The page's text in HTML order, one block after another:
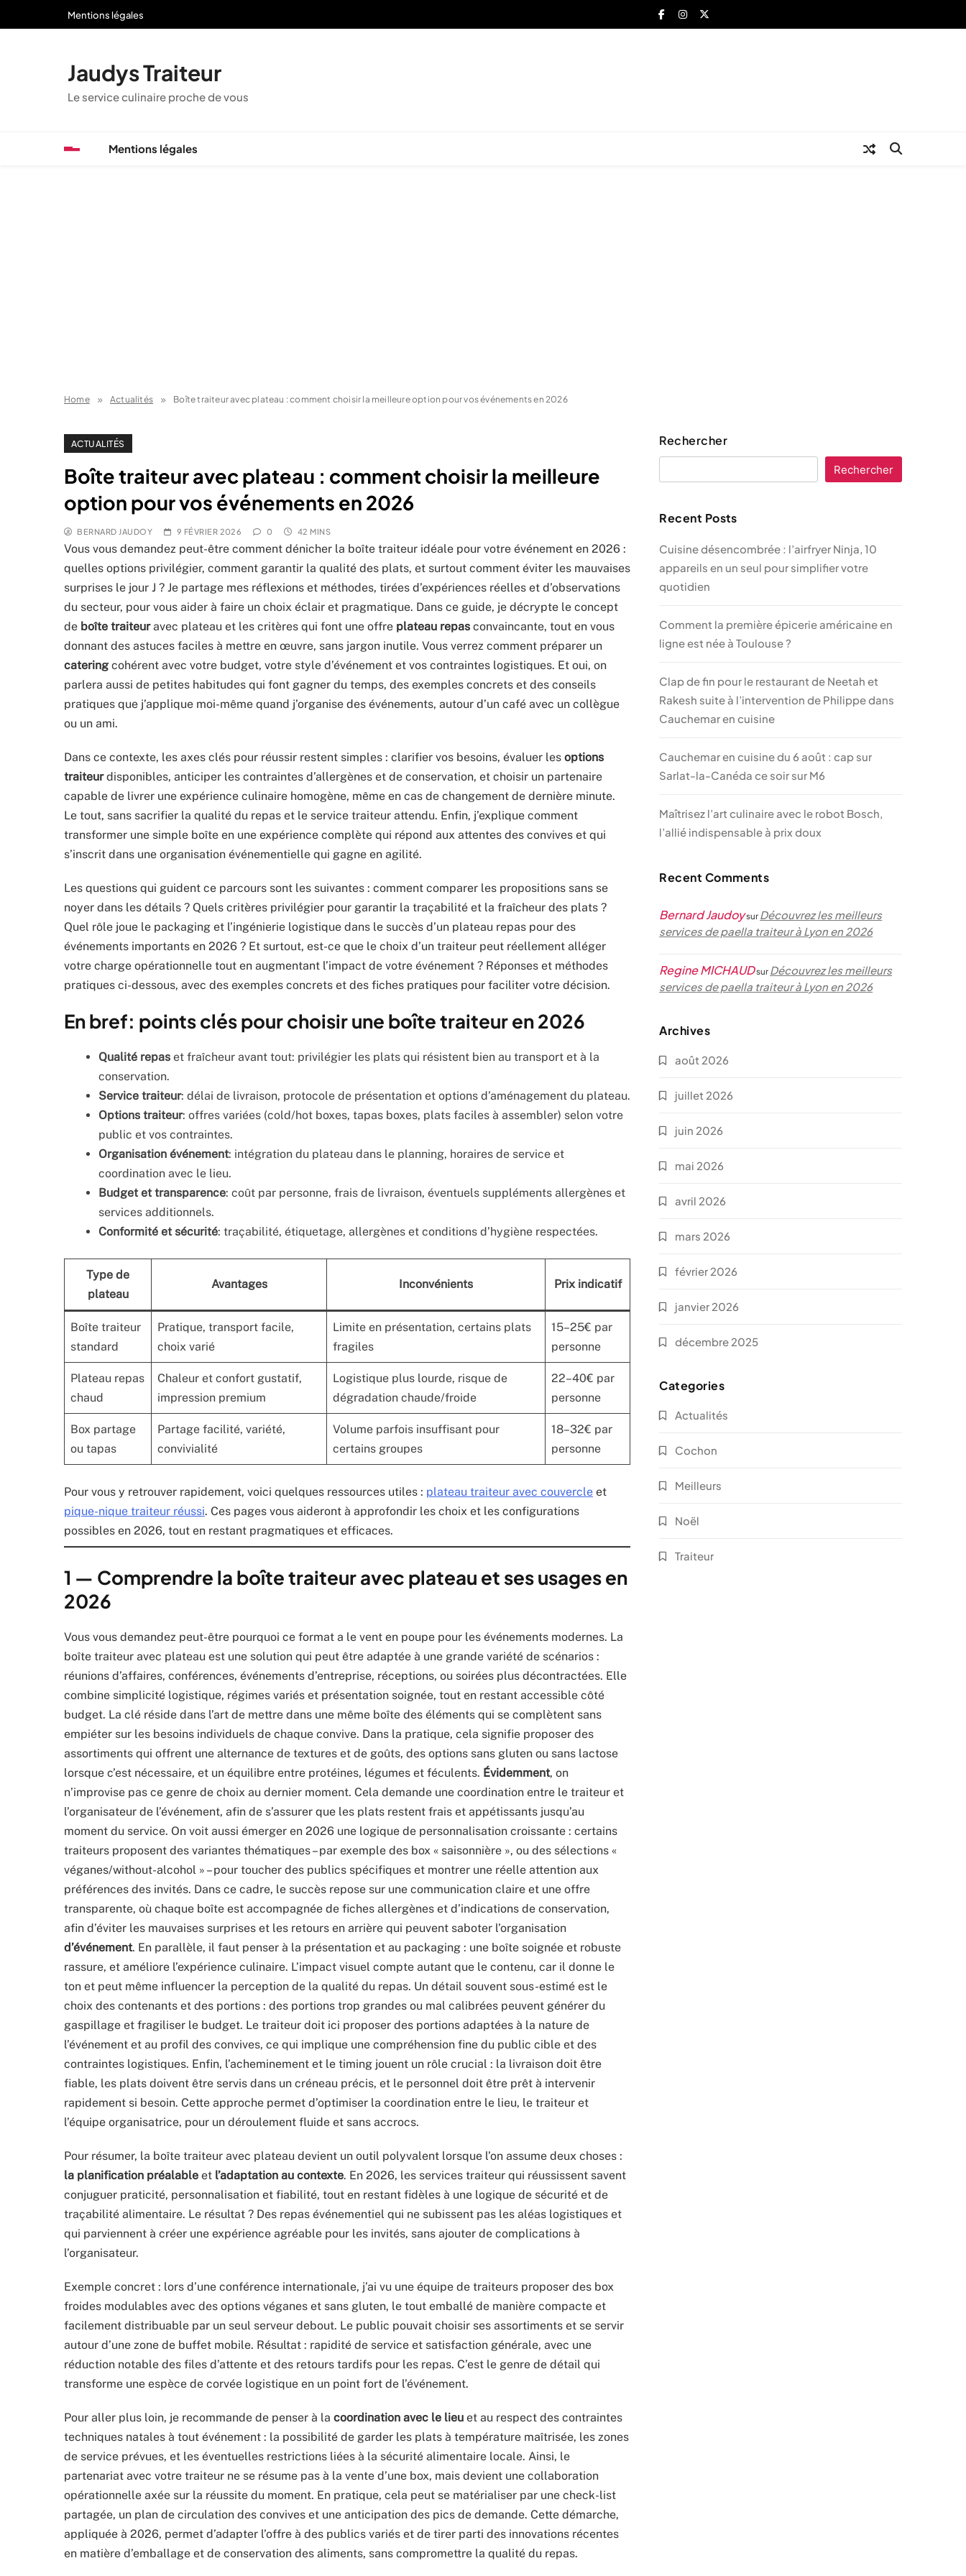
Mentions légales
Jaudys Traiteur
Le service culinaire proche de vous
Mentions légales
Home Actualités Boîte traiteur avec plateau : comment choisir la meilleure option pour vos événements en 2026
ACTUALITÉS
Boîte traiteur avec plateau : comment choisir la meilleure
option pour vos événements en 2026
BERNARD JAUDOY 9 FÉVRIER 2026 0 42 MINS
Vous vous demandez peut-être comment dénicher la boîte traiteur idéale pour votre événement en 2026 :
quelles options privilégier, comment garantir la qualité des plats, et surtout comment éviter les mauvaises
surprises le jour J ? Je partage mes réflexions et méthodes, tirées d’expériences réelles et d’observations
du secteur, pour vous aider à faire un choix éclair et pragmatique. Dans ce guide, je décrypte le concept
de boîte traiteuravec plateau et les critères qui font une offre plateau repas convaincante, tout en vous
donnant des astuces faciles à mettre en œuvre, sans jargon inutile. Vous verrez comment préparer un
catering cohérent avec votre budget, votre style d’événement et vos contraintes logistiques. Et oui, on
parlera aussi de petites habitudes qui font gagner du temps, des exemples concrets et des conseils
pratiques que j’applique moi-même quand j’organise des événements, autour d’un café avec un collègue
ou un ami.
Dans ce contexte, les axes clés pour réussir restent simples : clarifier vos besoins, évaluer les options
traiteurdisponibles, anticiper les contraintes d’allergènes et de conservation, et choisir un partenaire
capable de livrer une expérience culinaire homogène, même en cas de changement de dernière minute.
Le tout, sans sacrifier la qualité du repas et le service traiteur attendu. Enfin, j’explique comment
transformer une simple boîte en une expérience complète qui répond aux attentes des convives et qui
s’inscrit dans une organisation événementielle qui gagne en agilité.
Les questions qui guident ce parcours sont les suivantes : comment comparer les propositions sans se
noyer dans les détails ? Quels critères privilégier pour garantir la traçabilité et la fraîcheur des plats ?
Quel rôle joue le packaging et l’ingénierie logistique dans le succès d’un plateau repas pour des
événements importants en 2026 ? Et surtout, est-ce que le choix d’un traiteur peut réellement alléger
votre charge opérationnelle tout en augmentant l’impact de votre événement ? Réponses et méthodes
pratiques ci-dessous, avec des exemples concrets et des fiches pratiques pour faciliter votre décision.
En bref: points clés pour choisir une boîte traiteur en 2026
Qualité repas et fraîcheur avant tout: privilégier les plats qui résistent bien au transport et à la
conservation.
Service traiteur: délai de livraison, protocole de présentation et options d’aménagement du plateau.
Options traiteur: offres variées (cold/hot boxes, tapas boxes, plats faciles à assembler) selon votre
public et vos contraintes.
Organisation événement: intégration du plateau dans le planning, horaires de service et
coordination avec le lieu.
Budget et transparence: coût par personne, frais de livraison, éventuels suppléments allergènes et
services additionnels.
Conformité et sécurité: traçabilité, étiquetage, allergènes et conditions d’hygiène respectées.
Type de
plateau
Avantages Inconvénients Prix indicatif
Boîte traiteur
standard
Pratique, transport facile,
choix varié
Limite en présentation, certains plats
fragiles
15–25€ par
personne
Plateau repas
chaud
Chaleur et confort gustatif,
impression premium
Logistique plus lourde, risque de
dégradation chaude/froide
22–40€ par
personne
Box partage
ou tapas
Partage facilité, variété,
convivialité
Volume parfois insuffisant pour
certains groupes
18–32€ par
personne
Pour vous y retrouver rapidement, voici quelques ressources utiles : plateau traiteur avec couvercle et
pique-nique traiteur réussi. Ces pages vous aideront à approfondir les choix et les configurations
possibles en 2026, tout en restant pragmatiques et efficaces.
1 — Comprendre la boîte traiteur avec plateau et ses usages en
2026
Vous vous demandez peut-être pourquoi ce format a le vent en poupe pour les événements modernes. La
boîte traiteur avec plateau est une solution qui peut être adaptée à une grande variété de scénarios :
réunions d’affaires, conférences, événements d’entreprise, réceptions, ou soirées plus décontractées. Elle
combine simplicité logistique, régimes variés et présentation soignée, tout en restant accessible côté
budget. La clé réside dans l’art de mettre dans une même boîte des éléments qui se complètent sans
empiéter sur les besoins individuels de chaque convive. Dans la pratique, cela signifie proposer des
assortiments qui offrent une alternance de textures et de goûts, des options sans gluten ou sans lactose
lorsque c’est nécessaire, et un équilibre entre protéines, légumes et féculents. Évidemment, on
n’improvise pas ce genre de choix au dernier moment. Cela demande une coordination entre le traiteur et
l’organisateur de l’événement, afin de s’assurer que les plats restent frais et appétissants jusqu’au
moment du service. On voit aussi émerger en 2026 une logique de personnalisation croissante : certains
traiteurs proposent des variantes thématiques – par exemple des box « saisonnière », ou des sélections «
véganes/without-alcohol » – pour toucher des publics spécifiques et montrer une réelle attention aux
préférences des invités. Dans ce cadre, le succès repose sur une communication claire et une offre
transparente, où chaque boîte est accompagnée de fiches allergènes et d’indications de conservation,
afin d’éviter les mauvaises surprises et les retours en arrière qui peuvent saboter l’organisation
d’événement. En parallèle, il faut penser à la présentation et au packaging : une boîte soignée et robuste
rassure, et améliore l’expérience culinaire. L’impact visuel compte autant que le contenu, car il donne le
ton et peut même influencer la perception de la qualité du repas. Un détail souvent sous-estimé est le
choix des contenants et des portions : des portions trop grandes ou mal calibrées peuvent générer du
gaspillage et fragiliser le budget. Le traiteur doit ici proposer des portions adaptées à la nature de
l’événement et au profil des convives, ce qui implique une compréhension fine du public cible et des
contraintes logistiques. Enfin, l’acheminement et le timing jouent un rôle crucial : la livraison doit être
fiable, les plats doivent être servis dans un créneau précis, et le personnel doit être prêt à intervenir
rapidement si besoin. Cette approche permet d’optimiser la coordination entre le lieu, le traiteur et
l’équipe organisatrice, pour un déroulement fluide et sans accrocs.
Pour résumer, la boîte traiteur avec plateau devient un outil polyvalent lorsque l’on assume deux choses :
la planification préalable et l’adaptation au contexte. En 2026, les services traiteur qui réussissent savent
conjuguer praticité, personnalisation et fiabilité, tout en restant fidèles à une logique de sécurité et de
traçabilité alimentaire. Le résultat ? Des repas événementiel qui ne subissent pas les aléas logistiques et
qui parviennent à créer une expérience agréable pour les invités, sans ajouter de complications à
l’organisateur.
Exemple concret : lors d’une conférence internationale, j’ai vu une équipe de traiteurs proposer des box
froides modulables avec des options véganes et sans gluten, le tout emballé de manière compacte et
facilement distribuable par un seul serveur debout. Le public pouvait choisir ses assortiments et se servir
autour d’une zone de buffet mobile. Résultat : rapidité de service et satisfaction générale, avec une
réduction notable des files d’attente et des retours tardifs pour les repas. C’est le genre de détail qui
transforme une espèce de corvée logistique en un point fort de l’événement.
Pour aller plus loin, je recommande de penser à la coordination avec le lieu et au respect des contraintes
techniques natales à tout événement : la possibilité de garder les plats à température maîtrisée, les zones
de service prévues, et les éventuelles restrictions liées à la sécurité alimentaire locale. Ainsi, le
partenariat avec votre traiteur ne se résume pas à la vente d’une box, mais devient une collaboration
opérationnelle axée sur la réussite du moment. En pratique, cela peut se matérialiser par une check-list
partagée, un plan de circulation des convives et une anticipation des pics de demande. Cette démarche,
appliquée à 2026, permet d’adapter l’offre à des publics variés et de tirer parti des innovations récentes
en matière d’emballage et de conservation des aliments, sans compromettre la qualité du repas.
Rechercher
Rechercher
Recent Posts
Cuisine désencombrée : l’airfryer Ninja, 10
appareils en un seul pour simplifier votre
quotidien
Comment la première épicerie américaine en
ligne est née à Toulouse ?
Clap de fin pour le restaurant de Neetah et
Rakesh suite à l’intervention de Philippe dans
Cauchemar en cuisine
Cauchemar en cuisine du 6 août : cap sur
Sarlat-la-Canéda ce soir sur M6
Maîtrisez l’art culinaire avec le robot Bosch,
l’allié indispensable à prix doux
Recent Comments
Bernard Jaudoysur Découvrez les meilleurs
services de paella traiteur à Lyon en 2026
Regine MICHAUDsur Découvrez les meilleurs
services de paella traiteur à Lyon en 2026
Archives
août 2026
juillet 2026
juin 2026
mai 2026
avril 2026
mars 2026
février 2026
janvier 2026
décembre 2025
Categories
Actualités
Cochon
Meilleurs
Noël
Traiteur